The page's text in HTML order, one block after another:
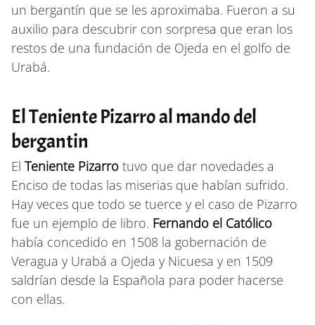
un bergantín que se les aproximaba. Fueron a su
auxilio para descubrir con sorpresa que eran los
restos de una fundación de Ojeda en el golfo de
Urabá.
El Teniente Pizarro al mando del
bergantin
El Teniente Pizarro tuvo que dar novedades a
Enciso de todas las miserias que habían sufrido.
Hay veces que todo se tuerce y el caso de Pizarro
fue un ejemplo de libro. Fernando el Católico
había concedido en 1508 la gobernación de
Veragua y Urabá a Ojeda y Nicuesa y en 1509
saldrían desde la Española para poder hacerse
con ellas.